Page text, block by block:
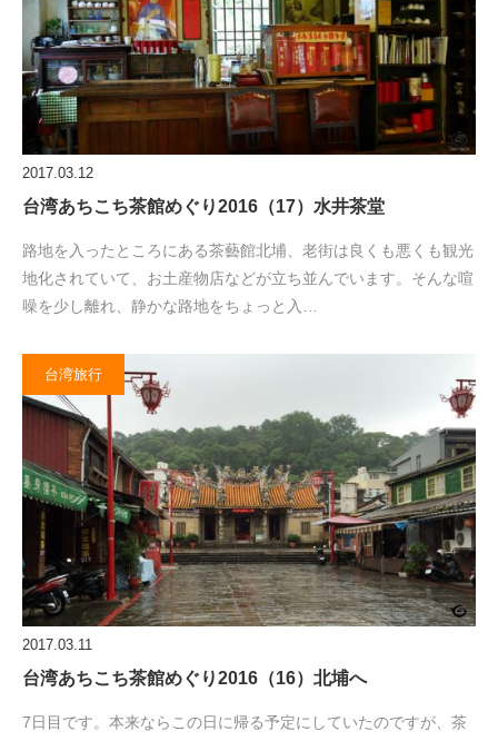
2017.03.12
台湾あちこち茶館めぐり2016（17）水井茶堂
路地を入ったところにある茶藝館北埔、老街は良くも悪くも観光
地化されていて、お土産物店などが立ち並んでいます。そんな喧
噪を少し離れ、静かな路地をちょっと入…
台湾旅行
2017.03.11
台湾あちこち茶館めぐり2016（16）北埔へ
7日目です。本来ならこの日に帰る予定にしていたのですが、茶